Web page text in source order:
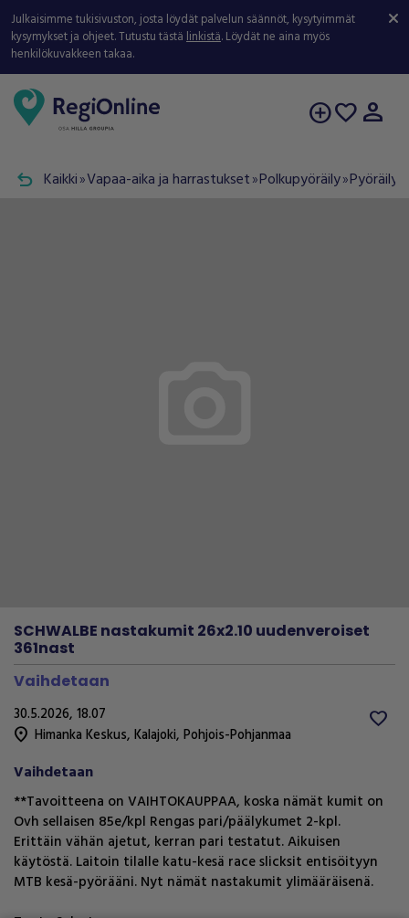
Julkaisimme tukisivuston, josta löydät palvelun säännöt, kysytyimmät
kysymykset ja ohjeet. Tutustu tästälinkistä. Löydät ne aina myös
henkilökuvakkeen takaa.
add_circlefavorite person
undo Kaikki double_arrowVapaa-aika ja harrastukset double_arrowPolkupyöräily double_arrow
SCHWALBE nastakumit 26x2.10 uudenveroiset
361nast
Vaihdetaan
favorite
30.5.2026, 18.07
location_on Himanka Keskus, Kalajoki, Pohjois-Pohjanmaa
Vaihdetaan
**Tavoitteena on VAIHTOKAUPPAA, koska nämät kumit on
Ovh sellaisen 85e/kpl Rengas pari/päälykumet 2-kpl.
Erittäin vähän ajetut, kerran pari testatut. Aikuisen
käytöstä. Laitoin tilalle katu-kesä race slicksit entisöityyn
MTB kesä-pyörääni. Nyt nämät nastakumit ylimääräisenä.